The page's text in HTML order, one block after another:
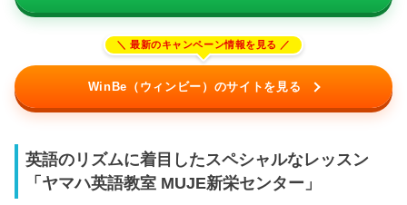
WinBe（ウィンビー）のサイトを見る
英語のリズムに着目したスペシャルなレッスン
「ヤマハ英語教室 MUJE新栄センター」